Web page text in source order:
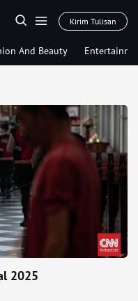
Kirim Tulisan
And Beauty
2025